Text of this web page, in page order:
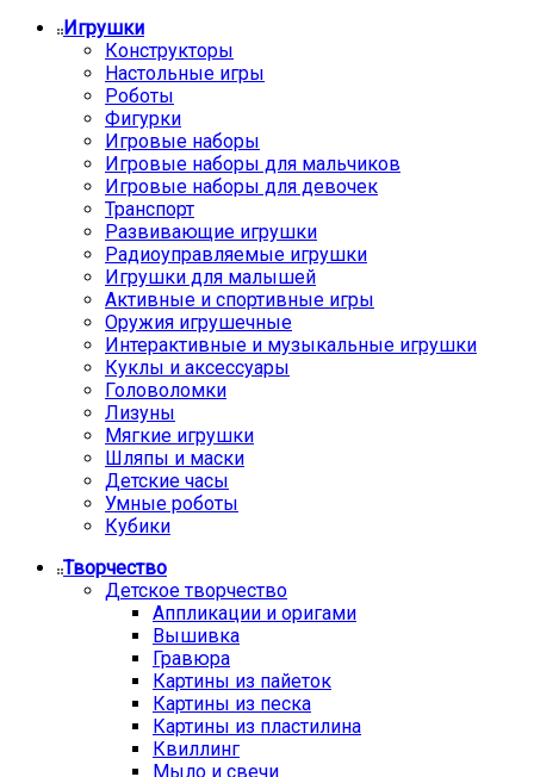
Игрушки
Конструкторы
Настольные игры
Роботы
Фигурки
Игровые наборы
Игровые наборы для мальчиков
Игровые наборы для девочек
Транспорт
Развивающие игрушки
Радиоуправляемые игрушки
Игрушки для малышей
Активные и спортивные игры
Оружия игрушечные
Интерактивные и музыкальные игрушки
Куклы и аксессуары
Головоломки
Лизуны
Мягкие игрушки
Шляпы и маски
Детские часы
Умные роботы
Кубики
Творчество
Детское творчество
Аппликации и оригами
Вышивка
Гравюра
Картины из пайеток
Картины из песка
Картины из пластилина
Квиллинг
Мыло и свечи